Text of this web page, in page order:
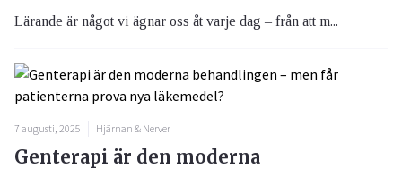
Lärande är något vi ägnar oss åt varje dag – från att m...
7 augusti, 2025 Hjärnan & Nerver
Genterapi är den moderna